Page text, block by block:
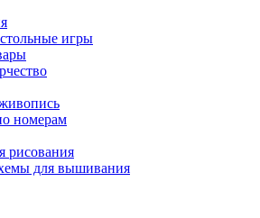
игры
номерам
рисования
для вышивания